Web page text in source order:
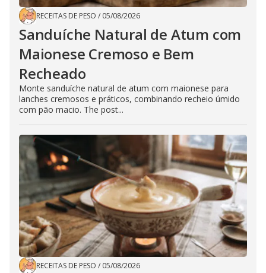
RECEITAS DE PESO / 05/08/2026
Sanduíche Natural de Atum com
Maionese Cremoso e Bem
Recheado
Monte sanduíche natural de atum com maionese para
lanches cremosos e práticos, combinando recheio úmido
com pão macio. The post...
RECEITAS DE PESO / 05/08/2026